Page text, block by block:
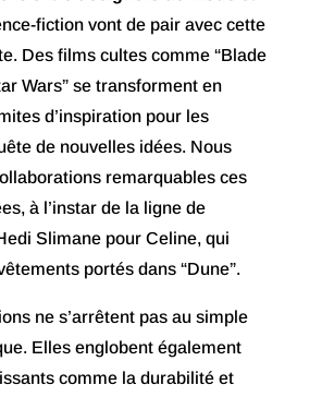
fiction vont de pair avec cette
Des films cultes comme “Blade
Wars” se transforment en
d’inspiration pour les
de nouvelles idées. Nous
remarquables ces
à l’instar de la ligne de
Slimane pour Celine, qui
portés dans “Dune”.
ne s’arrêtent pas au simple
Elles englobent également
comme la durabilité et